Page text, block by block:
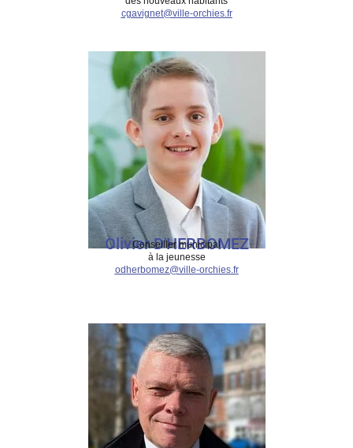
cgavignet@ville-orchies.fr
Olivier D'HERBOMEZ
Conseiller municipal
à la jeunesse
odherbomez@ville-orchies.fr